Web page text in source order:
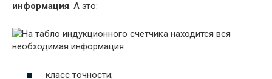
информация. А это:
класс точности;